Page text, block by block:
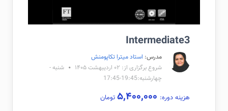
Intermediate3
مدرس: استاد میترا تکاپومنش
شروع برگزاری از: ۰۲ اردیبهشت ۱۴۰۵
شنبه -
چهارشنبه:19:45-17:45
هزینه دوره: تومان